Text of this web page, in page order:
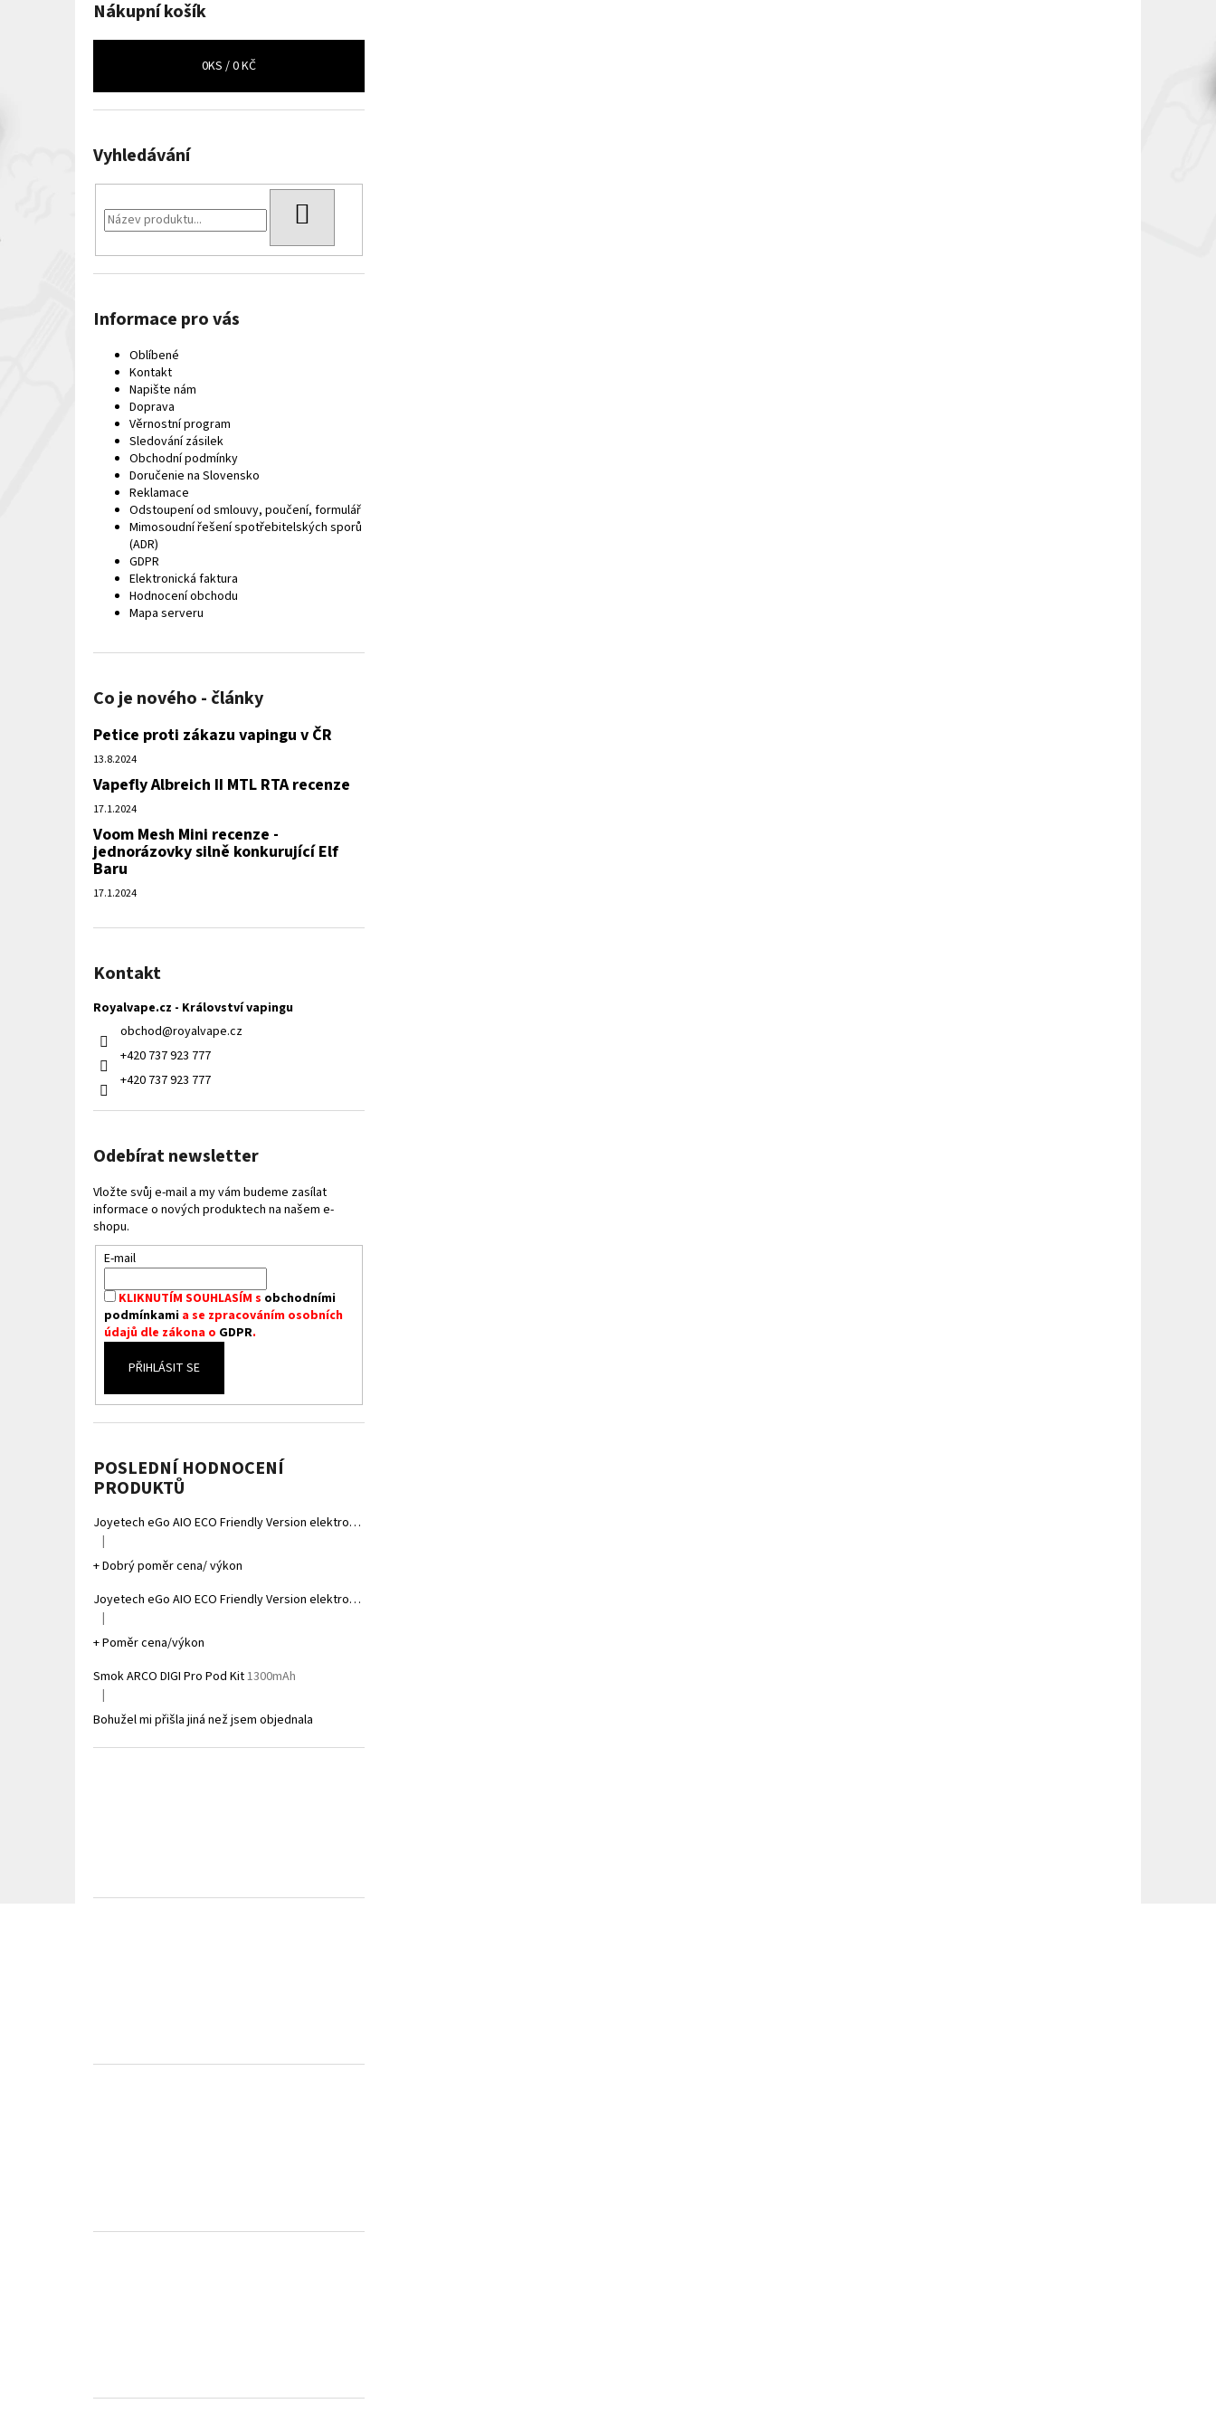
Nákupní košík
0KS /0 KČ
Vyhledávání
Informace pro vás
Oblíbené
Kontakt
Napište nám
Doprava
Věrnostní program
Sledování zásilek
Obchodní podmínky
Doručenie na Slovensko
Reklamace
Odstoupení od smlouvy, poučení, formulář
Mimosoudní řešení spotřebitelských sporů
(ADR)
GDPR
Elektronická faktura
Hodnocení obchodu
Mapa serveru
Co je nového - články
Petice proti zákazu vapingu v ČR
13.8.2024
Vapefly Albreich II MTL RTA recenze
17.1.2024
Voom Mesh Mini recenze -
jednorázovky silně konkurující Elf
Baru
17.1.2024
Kontakt
Royalvape.cz - Království vapingu
obchod@royalvape.cz
+420 737 923 777
+420 737 923 777
Odebírat newsletter
Vložte svůj e-mail a my vám budeme zasílat
informace o nových produktech na našem e-
shopu.
E-mail
KLIKNUTÍM SOUHLASÍM s obchodními
podmínkamia se zpracováním osobních
údajů dle zákona o GDPR.
PŘIHLÁSIT SE
POSLEDNÍ HODNOCENÍ
PRODUKTŮ
Joyetech eGo AIO ECO Friendly Version elektronická cigareta 1700mAh Gradient Grey
Hodnocení produktu je 5 z 5 hvězdiček.
|
+ Dobrý poměr cena/ výkon
Joyetech eGo AIO ECO Friendly Version elektronická cigareta 1700mAh Gradient Yellow
Hodnocení produktu je 5 z 5 hvězdiček.
|
+ Poměr cena/výkon
Smok ARCO DIGI Pro Pod Kit1300mAh
Hodnocení produktu je 1 z 5 hvězdiček.
|
Bohužel mi přišla jiná než jsem objednala